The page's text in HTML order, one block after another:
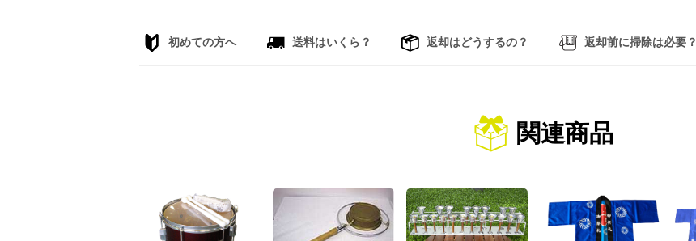
初めての方へ 送料はいくら？ 返却はどうするの？ 返却前に掃除は必要？
関連商品